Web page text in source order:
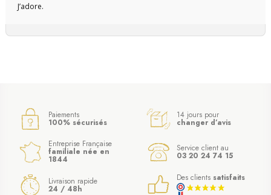
J’adore.
Paiements
100% sécurisés
14 jours pour
changer d’avis
Entreprise Française
familiale née en
1844
Service client au
03 20 24 74 15
Livraison rapide
24 / 48h
Des clients satisfaits